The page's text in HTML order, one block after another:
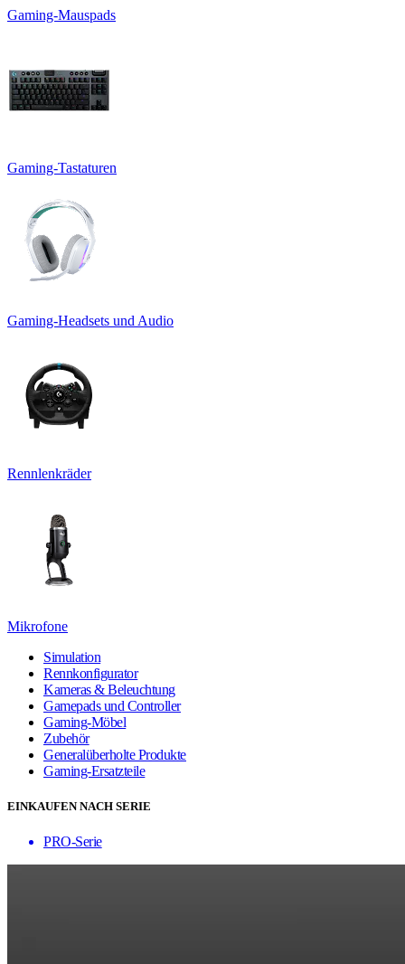
Gaming-Mauspads
Gaming-Tastaturen
Gaming-Headsets und Audio
Rennlenkräder
Mikrofone
Simulation
Rennkonfigurator
Kameras & Beleuchtung
Gamepads und Controller
Gaming-Möbel
Zubehör
Generalüberholte Produkte
Gaming-Ersatzteile
EINKAUFEN NACH SERIE
PRO-Serie